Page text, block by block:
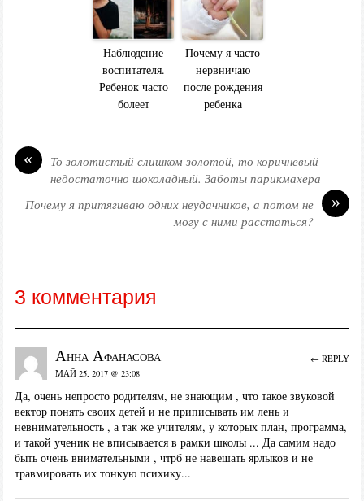
Наблюдение
воспитателя.
Ребенок часто
болеет
Почему я часто
нервничаю
после рождения
ребенка
«
То золотистый слишком золотой, то коричневый
недостаточно шоколадный. Заботы парикмахера
»
Почему я притягиваю одних неудачников, а потом не
могу с ними расстаться?
3 комментария
Анна Афанасова
МАЙ 25, 2017 @ 23:08
Да, очень непросто родителям, не знающим , что такое звуковой
вектор понять своих детей и не приписывать им лень и
невнимательность , а так же учителям, у которых план, программа,
и такой ученик не вписывается в рамки школы ... Да самим надо
быть очень внимательными , чтрб не навешать ярлыков и не
травмировать их тонкую психику...
← REPLY